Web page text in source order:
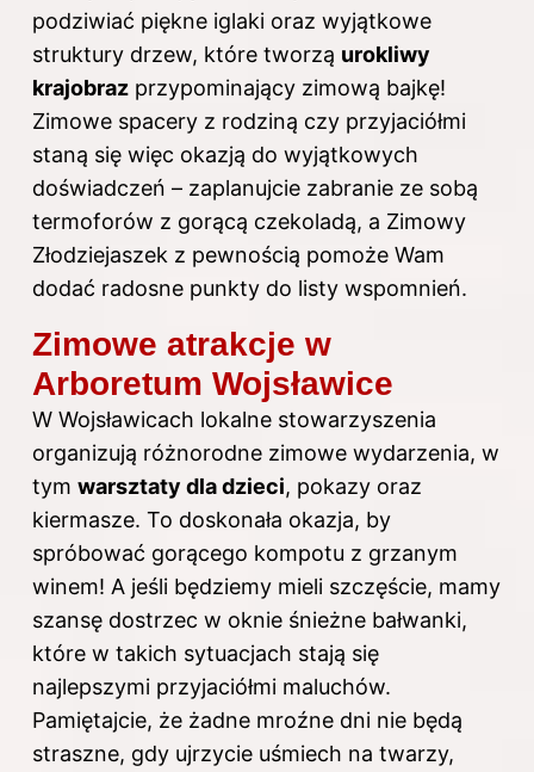
podziwiać piękne iglaki oraz wyjątkowe
struktury drzew, które tworzą urokliwy
krajobraz przypominający zimową bajkę!
Zimowe spacery z rodziną czy przyjaciółmi
staną się więc okazją do wyjątkowych
doświadczeń – zaplanujcie zabranie ze sobą
termoforów z gorącą czekoladą, a Zimowy
Złodziejaszek z pewnością pomoże Wam
dodać radosne punkty do listy wspomnień.
Zimowe atrakcje w
Arboretum Wojsławice
W Wojsławicach lokalne stowarzyszenia
organizują różnorodne zimowe wydarzenia, w
tym warsztaty dla dzieci, pokazy oraz
kiermasze. To doskonała okazja, by
spróbować gorącego kompotu z grzanym
winem! A jeśli będziemy mieli szczęście, mamy
szansę dostrzec w oknie śnieżne bałwanki,
które w takich sytuacjach stają się
najlepszymi przyjaciółmi maluchów.
Pamiętajcie, że żadne mroźne dni nie będą
straszne, gdy ujrzycie uśmiech na twarzy,